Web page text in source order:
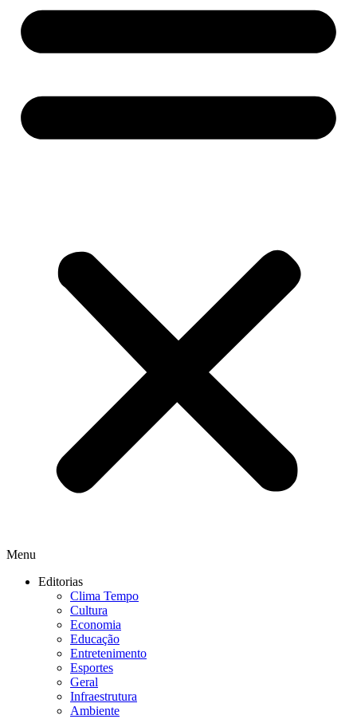
Menu
Editorias
Clima Tempo
Cultura
Economia
Educação
Entretenimento
Esportes
Geral
Infraestrutura
Ambiente